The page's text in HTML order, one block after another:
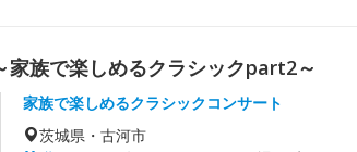
族で楽しめるクラシックpart2～
家族で楽しめるクラシックコンサート
茨城県・古河市